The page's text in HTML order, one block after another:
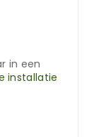
in een
installatie